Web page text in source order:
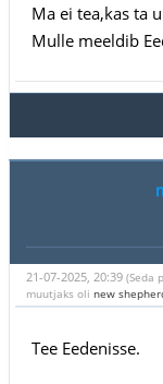
Ma ei tea,kas ta
Mulle meeldib
21-07-2025, 20:39 (Seda
muutjaks oli new
Tee Eedenisse.